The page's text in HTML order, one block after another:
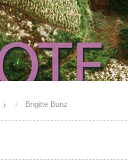
Brigitte Bunz